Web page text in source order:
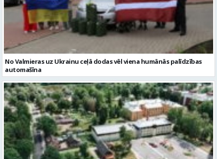
No Valmieras uz Ukrainu ceļā dodas vēl viena humānās palīdzības
automašīna